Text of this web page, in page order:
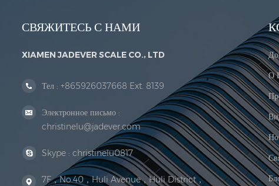
СВЯЖИТЕСЬ С НАМИ
XIAMEN JADEVER SCALE CO., LTD
Тел : +865926037668 Ext. 8139
Электронное письмо :
christinelu@jadever.com
Skype : christinelu0817
7F，No.40，Huli Avenue，Huli District，
О